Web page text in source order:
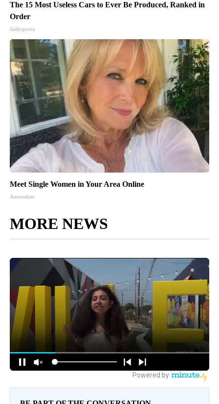
The 15 Most Useless Cars to Ever Be Produced, Ranked in
Order
dailysportx
Meet Single Women in Your Area Online
Amoredate
MORE NEWS